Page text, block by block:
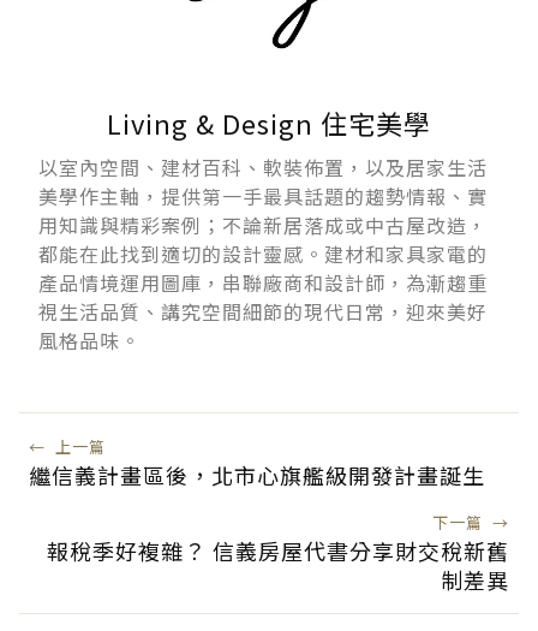
Living & Design 住宅美學
以室內空間、建材百科、軟裝佈置，以及居家生活
美學作主軸，提供第一手最具話題的趨勢情報、實
用知識與精彩案例；不論新居落成或中古屋改造，
都能在此找到適切的設計靈感。建材和家具家電的
產品情境運用圖庫，串聯廠商和設計師，為漸趨重
視生活品質、講究空間細節的現代日常，迎來美好
風格品味。
← 上一篇
繼信義計畫區後，北市心旗艦級開發計畫誕生
下一篇 →
報稅季好複雜？ 信義房屋代書分享財交稅新舊
制差異